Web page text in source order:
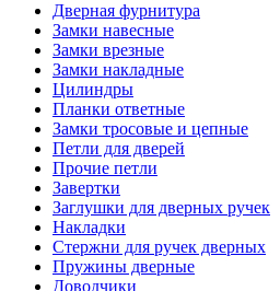
Дверная фурнитура
Замки навесные
Замки врезные
Замки накладные
Цилиндры
Планки ответные
Замки тросовые и цепные
Петли для дверей
Прочие петли
Завертки
Заглушки для дверных ручек
Накладки
Стержни для ручек дверных
Пружины дверные
Доводчики